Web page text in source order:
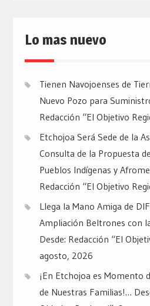
Lo mas nuevo
Tienen Navojoenses de
Nuevo Pozo para
Redacción “El Objetivo
Etchojoa Será Sede de la
Consulta de la Propuesta
Pueblos Indígenas y
Redacción “El Objetivo
Llega la Mano Amiga de
Ampliación Beltrones con
Desde: Redacción “El
agosto, 2026
¡En Etchojoa es Momento
de Nuestras Familias!…